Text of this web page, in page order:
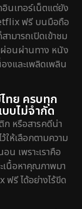
นเทอร์เน็ตแต่ยัง
ฟรี บนมือถือ
ามารถเปิดเข้าชม
อนผ่านทาง หนัง
งและเพลิดเพลิน
ทย ครบทุก
บไม่จำกัด
หรือสารคดีน่า
ห้เลือกตามความ
น เพราะเราคือ
เนื้อหาคุณภาพมา
รี ได้อย่างไร้ขีด